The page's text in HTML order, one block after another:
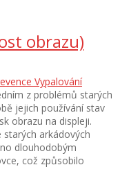
obrazu)
Vypalování
z problémů starých
jejich používání stav
obrazu na displeji.
arkádových
dlouhodobým
což způsobilo